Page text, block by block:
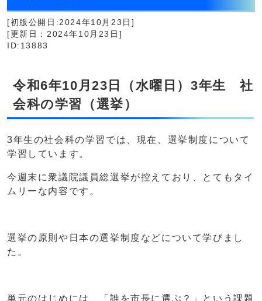
[初版公開日:2024年10月23日]
[更新日：2024年10月23日]
ID:13883
令和6年10月23日（水曜日）3年生 社
会科の学習（選挙）
3年生の社会科の学習では、現在、選挙制度について
学習しています。
今週末に衆議院議員総選挙が控えており、とてもタイ
ムリーな内容です。
選挙の原則や日本の選挙制度などについて学びまし
た。
単元のはじめには、「誰を市長に選ぶ？」という課題